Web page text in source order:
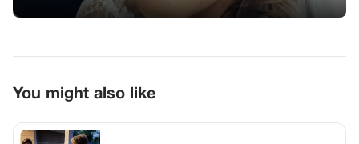
You might also like